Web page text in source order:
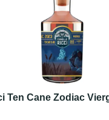
Ten Cane Zodiac